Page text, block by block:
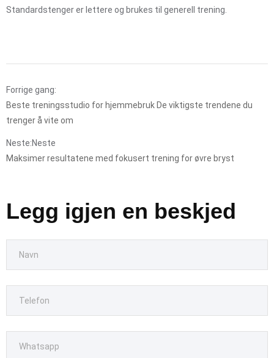
Standardstenger er lettere og brukes til generell trening.
Forrige gang:
Beste treningsstudio for hjemmebruk De viktigste trendene du
trenger å vite om
Neste:Neste
Maksimer resultatene med fokusert trening for øvre bryst
Legg igjen en beskjed